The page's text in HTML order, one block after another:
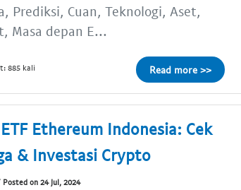
Prediksi, Cuan, Teknologi, Aset,
Masa depan E...
885 kali Read more >>
Ethereum Indonesia: Cek
& Investasi Crypto
Posted on 24 Jul, 2024